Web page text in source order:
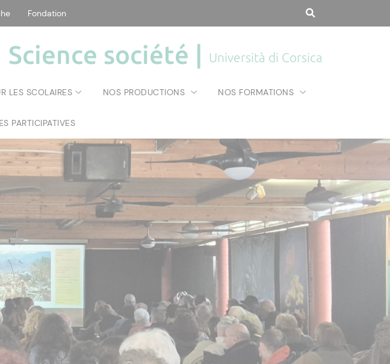
Fondation
Science société | Università di Corsica
LES SCOLAIRES NOS PRODUCTIONS NOS FORMATIONS
PARTICIPATIVES
di Corsica